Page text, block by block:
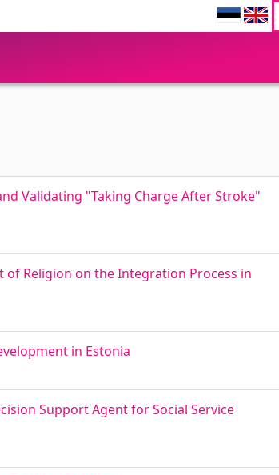
Validating "Taking Charge After Stroke"
Religion on the Integration Process in
in Estonia
Support Agent for Social Service